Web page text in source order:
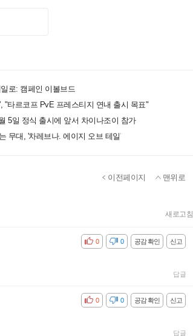
로: 캠페인 이볼브드
"타르코프 PvE 프레스티지 연내 출시 목표"
5일 정식 출시에 앞서 차이나조이 참가
무대, '차레브나. 에이지 오브 테일'
이전페이지 맨위로
새로고침
신고
공감 확인
비공감 0
0
답글
신고
공감 확인
비공감 0
0
답글